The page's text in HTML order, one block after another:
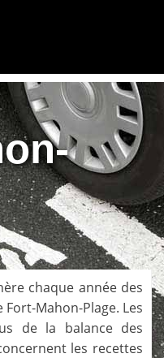
chaque année des
Fort-Mahon-Plage. Les
de la balance des
les recettes